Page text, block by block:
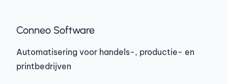
Conneo Software
Automatisering voor handels-, productie- en
printbedrijven